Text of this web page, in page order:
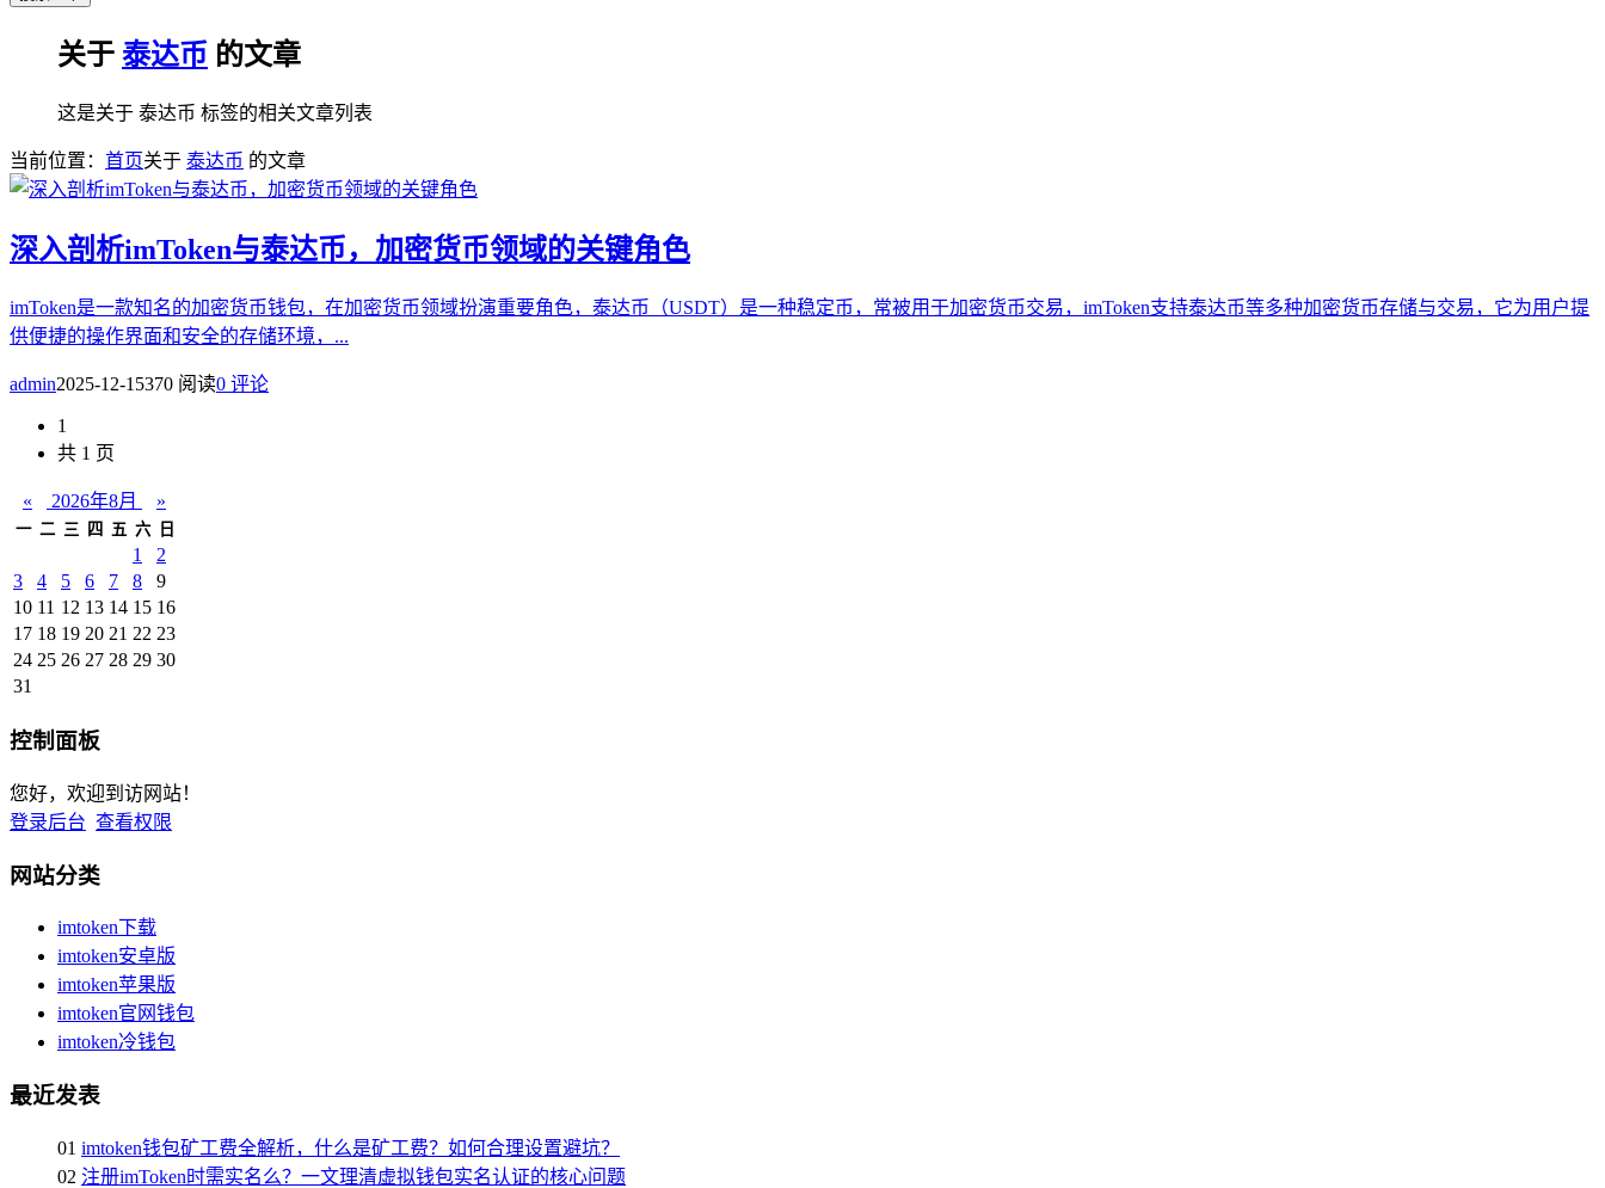
关于 泰达币 的文章
这是关于 泰达币 标签的相关文章列表
当前位置： 首页关于 泰达币 的文章
深入剖析imToken与泰达币，加密货币领域的关键角色
imToken是一款知名的加密货币钱包，在加密货币领域扮演重要角色，泰达币（USDT）是一种稳定币，常被用于加密货币交易，imToken支持泰达币等多种加密货币存储与交易，它为用户提
供便捷的操作界面和安全的存储环境，...
admin2025-12-15370 阅读0 评论
1
共 1 页
« 2026年8月 »
一 二 三 四 五 六 日
1
2
3
4 5 6 7 8
9
10 11 12 13 14 15 16
17 18 19 20 21 22 23
24 25 26 27 28 29 30
31
控制面板
您好，欢迎到访网站！
登录后台 查看权限
网站分类
imtoken下载
imtoken安卓版
imtoken苹果版
imtoken官网钱包
imtoken冷钱包
最近发表
01 imtoken钱包矿工费全解析，什么是矿工费？如何合理设置避坑？
02 注册imToken时需实名么？一文理清虚拟钱包实名认证的核心问题